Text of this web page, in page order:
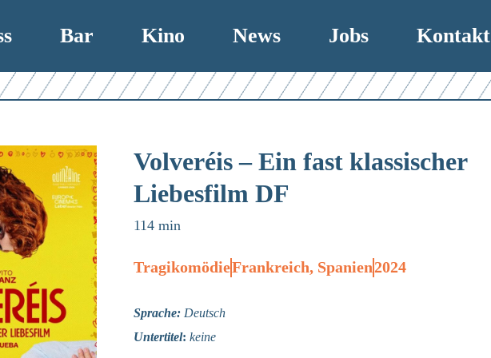
Bar Kino News Jobs Kontakt
Volveréis – Ein fast klassischer
Liebesfilm DF
114 min
TragikomödieFrankreich, Spanien2024
Sprache: Deutsch
Untertitel: keine